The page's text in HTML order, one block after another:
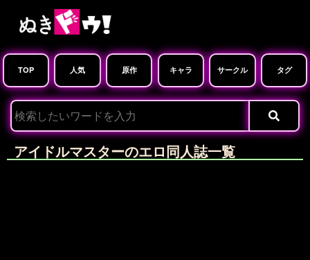
TOP 人気 原作 キャラ サークル タグ
アイドルマスターのエロ同人誌一覧